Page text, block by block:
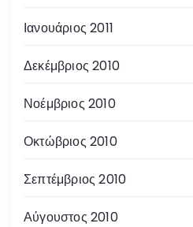
Ιανουάριος 2011
Δεκέμβριος 2010
Νοέμβριος 2010
Οκτώβριος 2010
Σεπτέμβριος 2010
Αύγουστος 2010